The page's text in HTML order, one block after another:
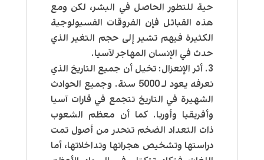
حية للتطور الحاصل في البشر، لكن ومع
هذه القبائل فإن الفروقات الفسيولوجية
الكثيرة فيهم تشير إلى حجم التغير الذي
حدث في الإنسان المهاجر لآسيا.
أثر الإنعزال: تخيل أن جميع التاريخ الذي
نعرفه يعود لـ 5000 سنة. وجميع الحوادث
الشهيرة في التاريخ تتجمع في قارات آسيا
وأفريقيا وأوربا. كما أن معظم الشعوب
ذات التعداد الضخم تنحدر من أصول تمت
دراستها وتشخيص هجراتها وتداخلاتها، أما